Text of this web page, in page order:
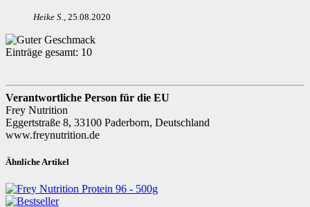
Heike S., 25.08.2020
Einträge gesamt: 10
Verantwortliche Person für die EU
Frey Nutrition
Eggertstraße 8, 33100 Paderborn, Deutschland
www.freynutrition.de
Ähnliche Artikel